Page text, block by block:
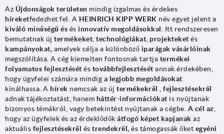
Az Újdonságok területen mindig izgalmas és érdekes
híreketfedezhet fel. A HEINRICH KIPP WERK név egyet jelent a
kiváló minőségű és és innovatív megoldásokkal. Itt rendszeresen
bemutatnak új termékeket, technológiákat, projekteket és
kampányokat, amelyek célja a különböző iparágak vásárlóinak
megszólítása. A cég kiemelten fontosnak tartja termékei
folyamatos fejlesztését és továbbfejlesztését annak érdekében,
hogy ügyfelei számára mindig a legjobb megoldásokat
kínálhassa. A hírek nemcsak az új termékekről , fejlesztésekről
adnak tájékoztatást, hanem háttér-információkat is nyújtanak
bizonyos témákról, vagy betekintést nyújtanak a cégbe. A cél az,
hogy az ügyfelek és az érdeklődők átfogó képet kapjanak az
aktuális fejlesztésekről és trendekről, és támogassák őket egyéni